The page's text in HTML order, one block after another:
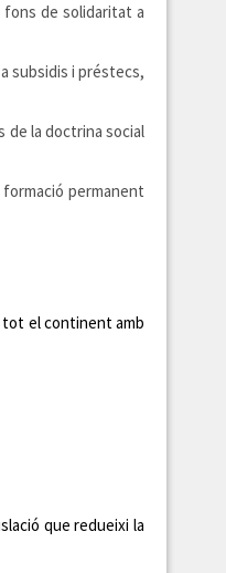
de solidaritat a
subsidis i préstecs,
de la doctrina social
permanent
tot el continent amb
que redueixi la